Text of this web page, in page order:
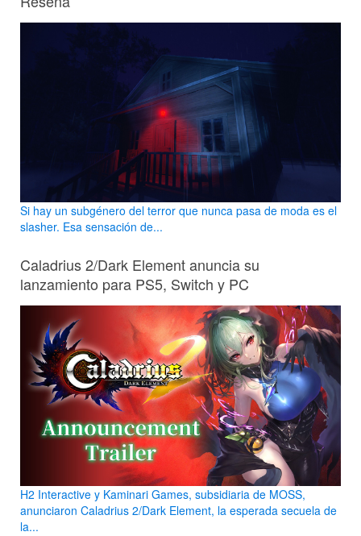
Si hay un subgénero del terror que nunca pasa de moda es el
slasher. Esa sensación de...
Caladrius 2/Dark Element anuncia su
lanzamiento para PS5, Switch y PC
H2 Interactive y Kaminari Games, subsidiaria de MOSS,
anunciaron Caladrius 2/Dark Element, la esperada secuela de
la...